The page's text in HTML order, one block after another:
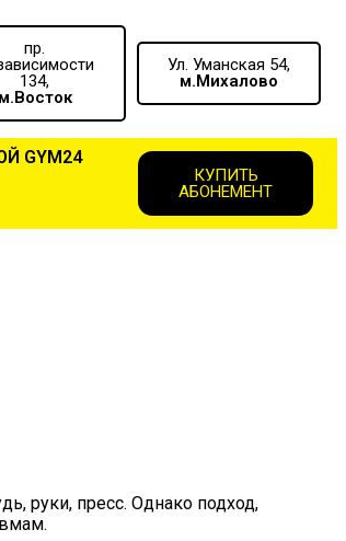
пр.
134,
м.Восток
Ул. Уманская 54,
м.Михалово
GYM24
КУПИТЬ
АБОНЕМЕНТ
руки, пресс. Однако подход,